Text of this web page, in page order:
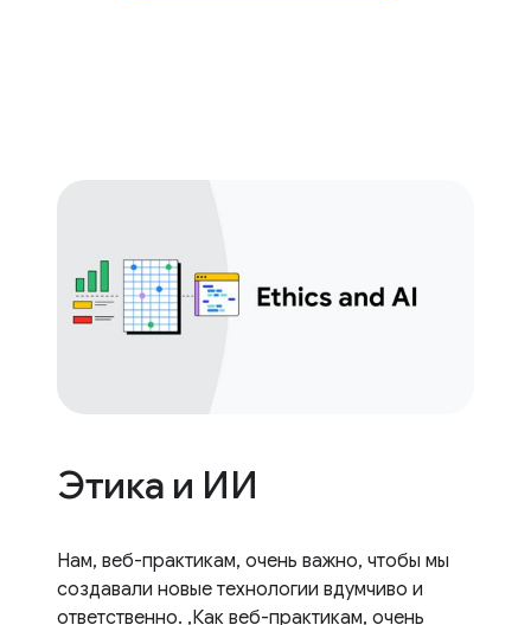
Этика и ИИ
Нам, веб-практикам, очень важно, чтобы мы
создавали новые технологии вдумчиво и
ответственно. ,Как веб-практикам, очень